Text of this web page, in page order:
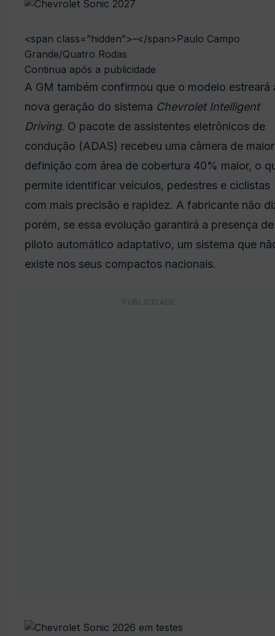
<span class=”hidden”>–</span>Paulo Campo
Grande/Quatro Rodas
Continua após a publicidade
A GM também confirmou que o modelo estreará
nova geração do sistema Chevrolet Intelligent
Driving. O pacote de assistentes eletrônicos de
condução (ADAS) recebeu uma câmera de maior
definição com área de cobertura 40% maior, o
permite identificar veículos, pedestres e ciclistas
com mais precisão e rapidez. A fabricante não
porém, se essa evolução garantirá a presença de
piloto automático adaptativo, um sistema que
existe nos seus compactos nacionais.